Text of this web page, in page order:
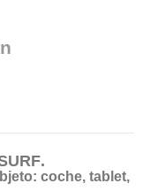
.
coche, tablet,